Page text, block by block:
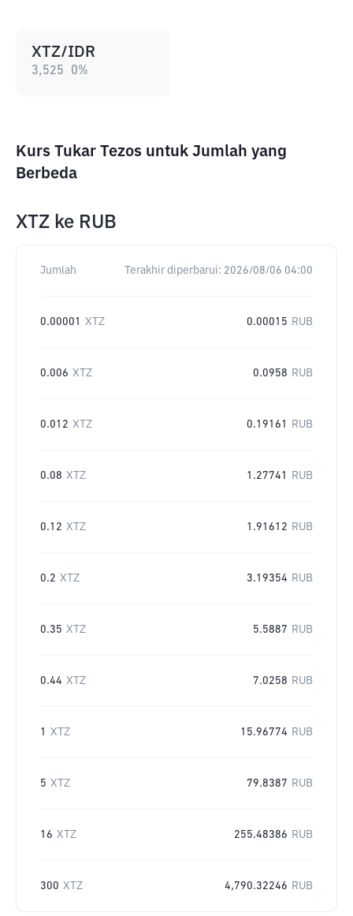
XTZ/IDR
3,525 0%
Kurs Tukar Tezos untuk Jumlah yang
Berbeda
XTZ ke RUB
Jumlah Terakhir diperbarui: 2026/08/06 04:00
0.00001 XTZ 0.00015 RUB
0.006 XTZ 0.0958 RUB
0.012 XTZ 0.19161 RUB
0.08 XTZ 1.27741 RUB
0.12 XTZ 1.91612 RUB
0.2 XTZ 3.19354 RUB
0.35 XTZ 5.5887 RUB
0.44 XTZ 7.0258 RUB
1 XTZ 15.96774 RUB
5 XTZ 79.8387 RUB
16 XTZ 255.48386 RUB
300 XTZ 4,790.32246 RUB